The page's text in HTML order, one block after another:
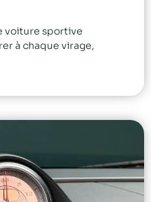
voiture sportive
à chaque virage,